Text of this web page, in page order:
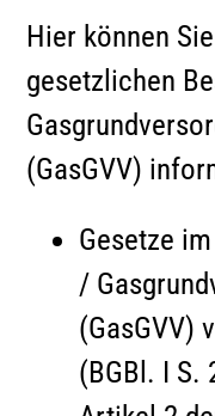
Hier können
gesetzlichen
(GasGVV)
Gesetze
/
(GasGVV)
(BGBl. I S.